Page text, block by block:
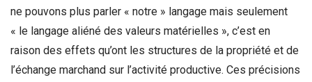
ne pouvons plus parler « notre » langage mais seulement
« le langage aliéné des valeurs matérielles », c’est en
raison des effets qu’ont les structures de la propriété et de
l’échange marchand sur l’activité productive. Ces précisions